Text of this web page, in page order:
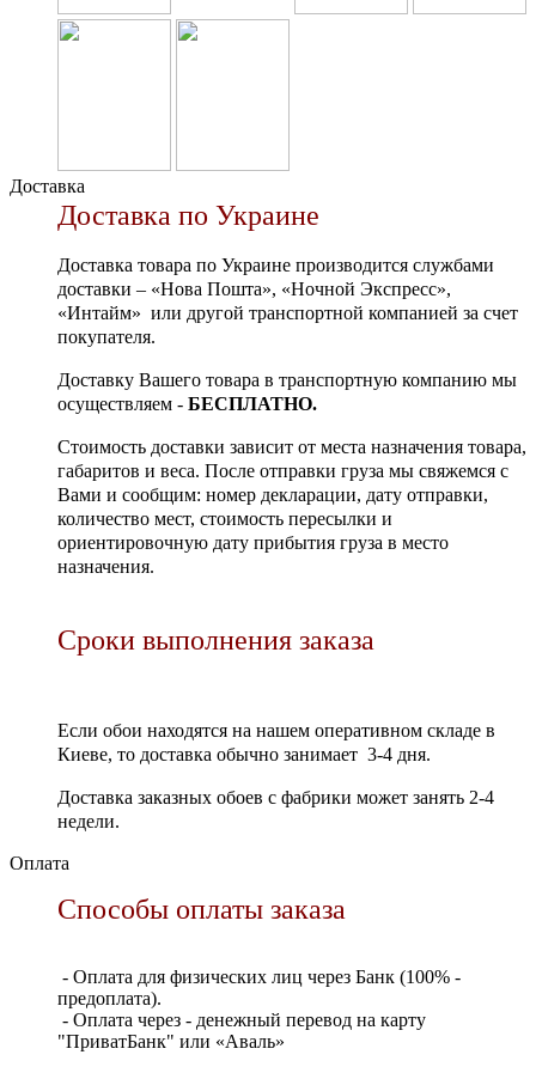
Доставка
Доставка по Украине
Доставка товара по Украине производится службами
доставки – «Нова Пошта», «Ночной Экспресс»,
«Интайм» или другой транспортной компанией за счет
покупателя.
Доставку Вашего товара в транспортную компанию мы
осуществляем - БЕСПЛАТНО.
Стоимость доставки зависит от места назначения товара,
габаритов и веса. После отправки груза мы свяжемся с
Вами и сообщим: номер декларации, дату отправки,
количество мест, стоимость пересылки и
ориентировочную дату прибытия груза в место
назначения.
Сроки выполнения заказа
Если обои находятся на нашем оперативном складе в
Киеве, то доставка обычно занимает 3-4 дня.
Доставка заказных обоев с фабрики может занять 2-4
недели.
Оплата
Способы оплаты заказа
- Оплата для физических лиц через Банк (100% -
предоплата).
- Оплата через - денежный перевод на карту
"ПриватБанк" или «Аваль»